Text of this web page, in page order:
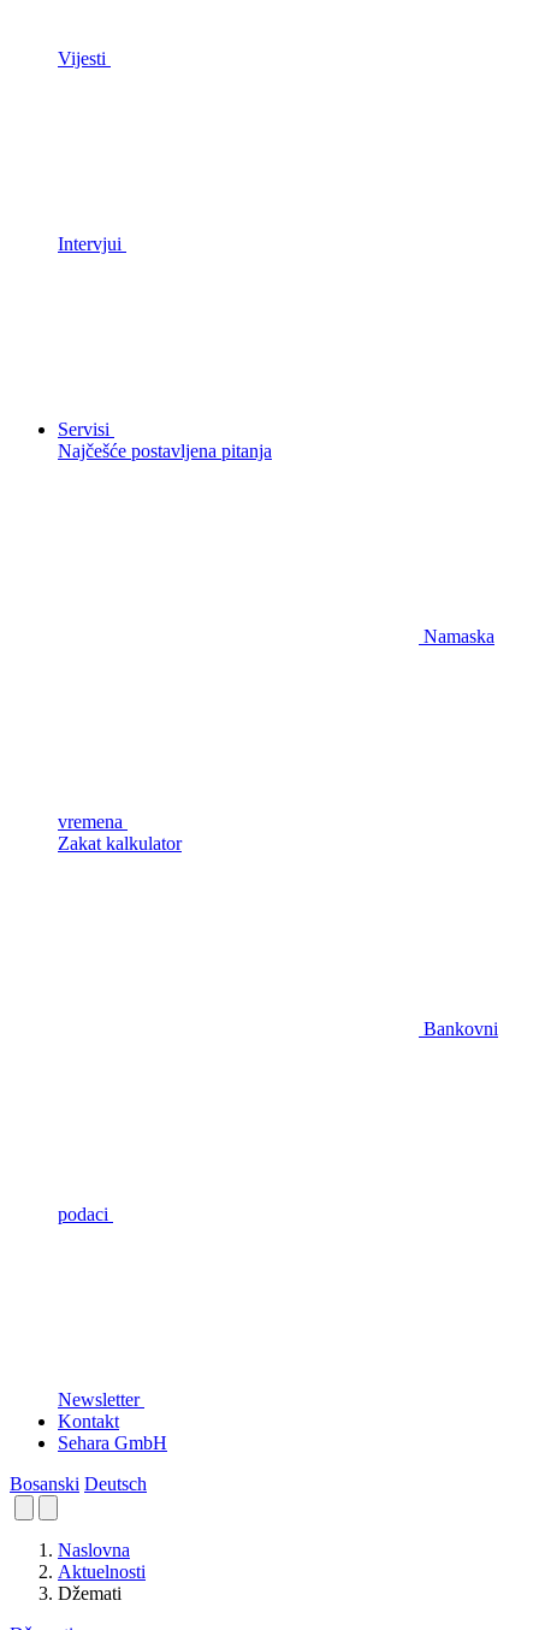
Vijesti
Intervjui
Servisi
Najčešće postavljena pitanja
Namaska
vremena
Zakat kalkulator
Bankovni
podaci
Newsletter
Kontakt
Sehara GmbH
Bosanski Deutsch
Naslovna
Aktuelnosti
Džemati